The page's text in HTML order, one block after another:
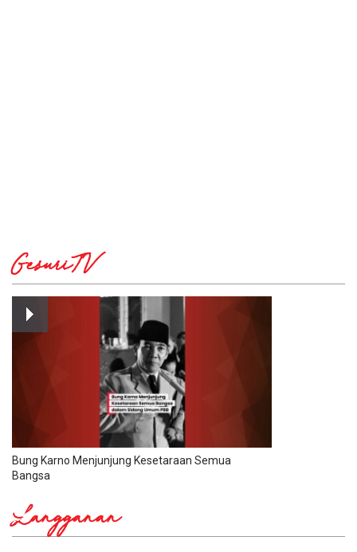
GesuriTV
Bung Karno Menjunjung Kesetaraan Semua
Bangsa
Langganan